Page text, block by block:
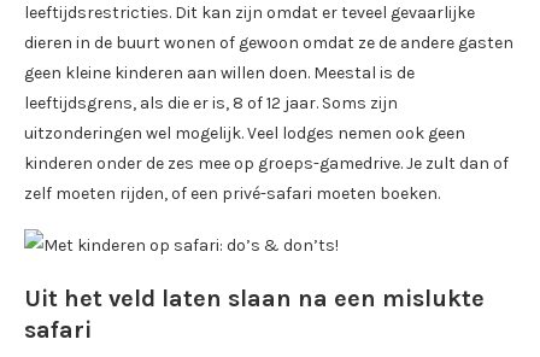
leeftijdsrestricties. Dit kan zijn omdat er teveel gevaarlijke
dieren in de buurt wonen of gewoon omdat ze de andere gasten
geen kleine kinderen aan willen doen. Meestal is de
leeftijdsgrens, als die er is, 8 of 12 jaar. Soms zijn
uitzonderingen wel mogelijk. Veel lodges nemen ook geen
kinderen onder de zes mee op groeps-gamedrive. Je zult dan of
zelf moeten rijden, of een privé-safari moeten boeken.
Uit het veld laten slaan na een mislukte
safari